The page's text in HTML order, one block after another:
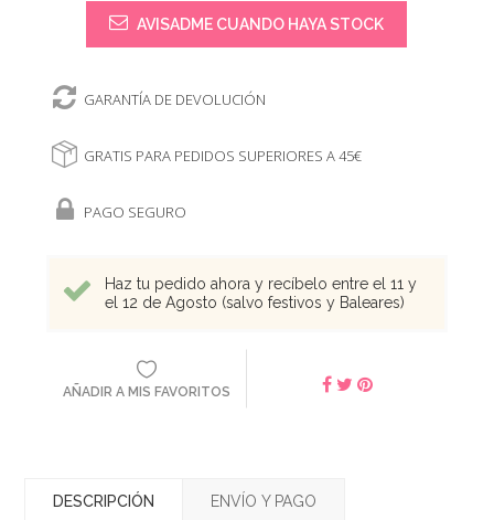
AVISADME CUANDO HAYA STOCK
GARANTÍA DE DEVOLUCIÓN
GRATIS PARA PEDIDOS SUPERIORES A 45€
PAGO SEGURO
Haz tu pedido ahora y recíbelo entre el 11 y
el 12 de Agosto (salvo festivos y Baleares)
AÑADIR A MIS FAVORITOS
DESCRIPCIÓN ENVÍO Y PAGO